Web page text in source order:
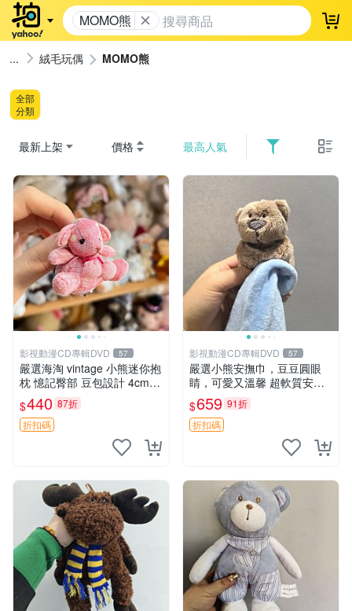
MOMO熊 登
絨毛玩偶 MOMO熊
全部
分類
最新上架 價格 最高人氣
影視動漫CD專輯DVD 57
嚴選海淘 vintage 小熊迷你抱
枕 憶記臀部 豆包設計 4cm
高 推薦收藏 迷你豆包小熊、
高臀部、豆袋抱枕
$440 87折
折扣碼
影視動漫CD專輯DVD 57
嚴選小熊安撫巾，豆豆圓眼
睛，可愛又溫馨 超軟質安撫
巾，豆豆設計，哄睡好幫手
約克豆豆眼安撫巾 數碼豆豆
眼
$659 91折
折扣碼